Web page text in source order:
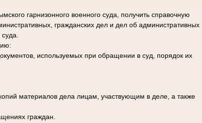
гарнизонного военного суда, получить справочную
гражданских дел и дел об административных
используемых при обращении в суд, порядок их
материалов дела лицам, участвующим в деле, а также
граждан.